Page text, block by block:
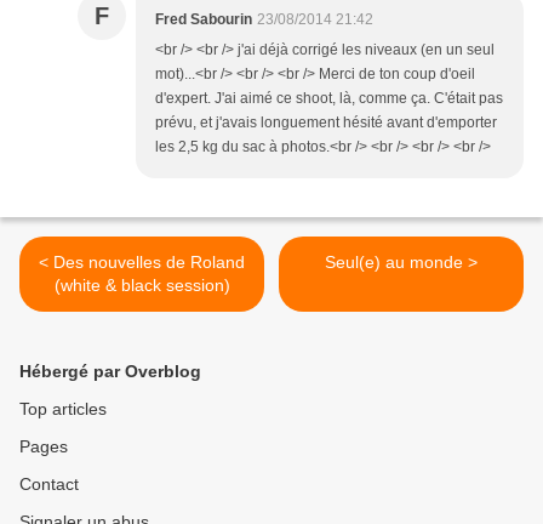
F Fred Sabourin 23/08/2014 21:42
<br /> <br /> j'ai déjà corrigé les niveaux (en un seul
mot)...<br /> <br /> <br /> Merci de ton coup d'oeil
d'expert. J'ai aimé ce shoot, là, comme ça. C'était pas
prévu, et j'avais longuement hésité avant d'emporter
les 2,5 kg du sac à photos.<br /> <br /> <br /> <br />
< Des nouvelles de Roland
(white & black session)
Seul(e) au monde >
Hébergé par Overblog
Top articles
Pages
Contact